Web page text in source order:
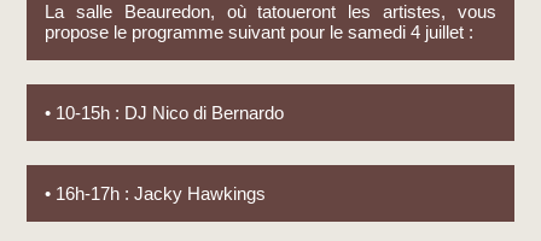
La salle Beauredon, où tatoueront les artistes, vous
propose le programme suivant pour le samedi 4 juillet :
• 10-15h : DJ Nico di Bernardo
• 16h-17h : Jacky Hawkings